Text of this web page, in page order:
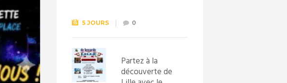
septembre
2026
5 JOURS 0
Partez à la
découverte de